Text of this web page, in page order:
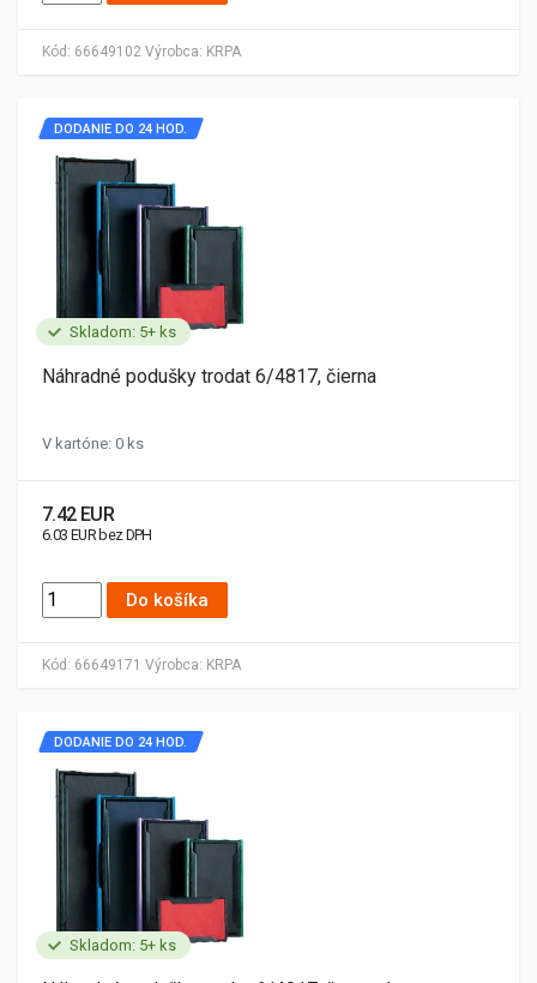
Kód: 66649102 Výrobca: KRPA
Skladom: 5+ ks
Kód: 66649171 Výrobca: KRPA
DODANIE DO 24 HOD.
Náhradné podušky trodat 6/4817, čierna
V kartóne: 0 ks
7.42 EUR
6.03 EUR bez DPH
Do košíka
Skladom: 5+ ks
DODANIE DO 24 HOD.